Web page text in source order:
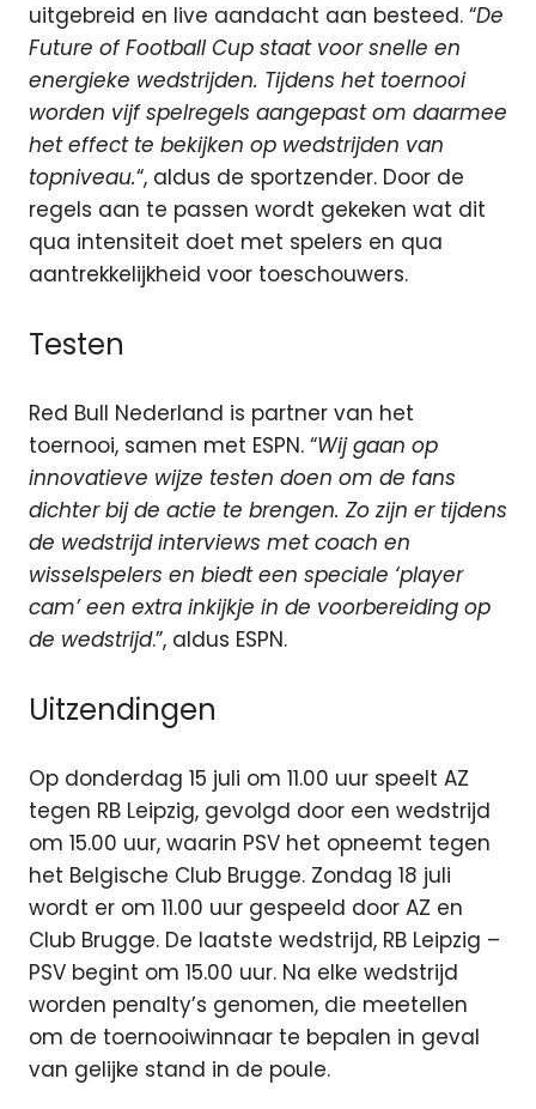
uitgebreid en live aandacht aan besteed. “De
Future of Football Cup staat voor snelle en
energieke wedstrijden. Tijdens het toernooi
worden vijf spelregels aangepast om daarmee
het effect te bekijken op wedstrijden van
topniveau.“, aldus de sportzender. Door de
regels aan te passen wordt gekeken wat dit
qua intensiteit doet met spelers en qua
aantrekkelijkheid voor toeschouwers.
Testen
Red Bull Nederland is partner van het
toernooi, samen met ESPN. “Wij gaan op
innovatieve wijze testen doen om de fans
dichter bij de actie te brengen. Zo zijn er tijdens
de wedstrijd interviews met coach en
wisselspelers en biedt een speciale ‘player
cam’ een extra inkijkje in de voorbereiding op
de wedstrijd.”, aldus ESPN.
Uitzendingen
Op donderdag 15 juli om 11.00 uur speelt AZ
tegen RB Leipzig, gevolgd door een wedstrijd
om 15.00 uur, waarin PSV het opneemt tegen
het Belgische Club Brugge. Zondag 18 juli
wordt er om 11.00 uur gespeeld door AZ en
Club Brugge. De laatste wedstrijd, RB Leipzig –
PSV begint om 15.00 uur. Na elke wedstrijd
worden penalty’s genomen, die meetellen
om de toernooiwinnaar te bepalen in geval
van gelijke stand in de poule.